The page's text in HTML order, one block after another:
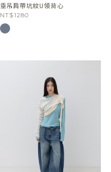
垂吊肩帶坑紋U領背心
NT$1280